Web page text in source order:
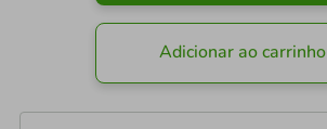
Adicionar ao carrinho